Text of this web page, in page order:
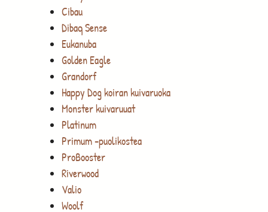
Cibau
Dibaq Sense
Eukanuba
Golden Eagle
Grandorf
Happy Dog koiran kuivaruoka
Monster kuivaruuat
Platinum
Primum -puolikostea
ProBooster
Riverwood
Valio
Woolf